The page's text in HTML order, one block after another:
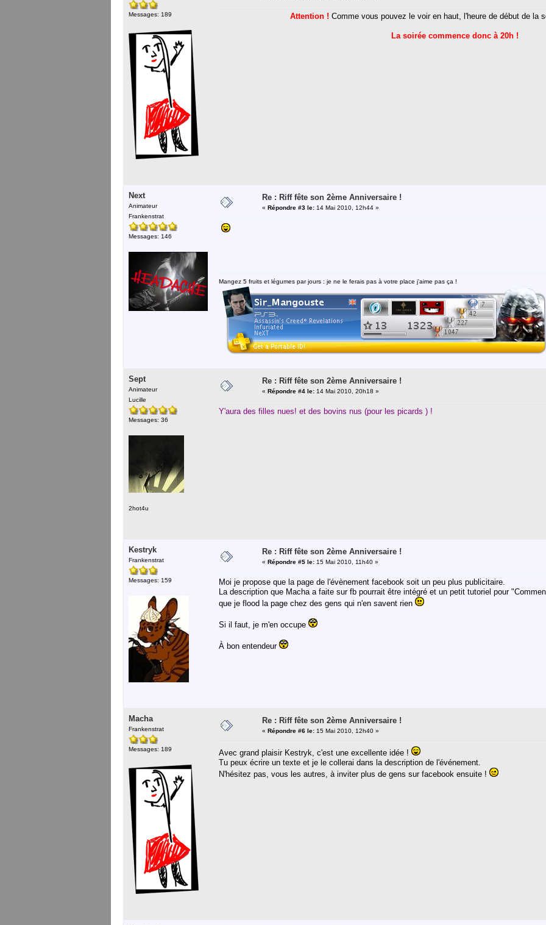
Messages: 189 Attention ! Comme vous pouvez le voir en haut, l'heure de début de la
La soirée commence donc à 20h !
Next
Animateur
Frankenstrat
Messages: 146
Re : Riff fête son 2ème Anniversaire !
« Répondre #3 le: 14 Mai 2010, 12h44 »
Mangez 5 fruits et légumes par jours : je ne le ferais pas à votre place j'aime pas ça !
Sept
Animateur
Lucille
Messages: 36
2hot4u
Re : Riff fête son 2ème Anniversaire !
« Répondre #4 le: 14 Mai 2010, 20h18 »
Y'aura des filles nues! et des bovins nus (pour les picards ) !
Kestryk
Frankenstrat
Messages: 159
Re : Riff fête son 2ème Anniversaire !
« Répondre #5 le: 15 Mai 2010, 11h40 »
Moi je propose que la page de l'évènement facebook soit un peu plus publicitaire.
La description que Macha a faite sur fb pourrait être intégré et un petit tutoriel pour
que je flood la page chez des gens qui n'en savent rien
Si il faut, je m'en occupe
À bon entendeur
Macha
Frankenstrat
Messages: 189
Re : Riff fête son 2ème Anniversaire !
« Répondre #6 le: 15 Mai 2010, 12h40 »
Avec grand plaisir Kestryk, c'est une excellente idée !
Tu peux écrire un texte et je le collerai dans la description de l'événement.
N'hésitez pas, vous les autres, à inviter plus de gens sur facebook ensuite !